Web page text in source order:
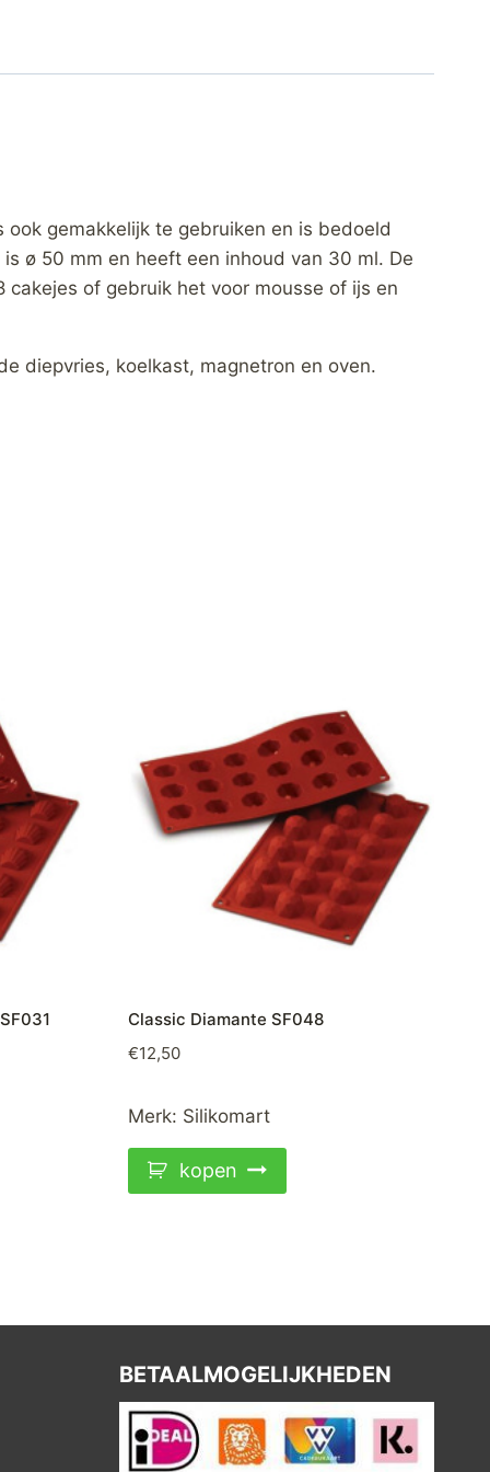
gemakkelijk te gebruiken en is bedoeld
ø 50 mm en heeft een inhoud van 30 ml. De
of gebruik het voor mousse of ijs en
diepvries, koelkast, magnetron en oven.
Classic Diamante SF048
€12,50
Merk: Silikomart
kopen
BETAALMOGELIJKHEDEN